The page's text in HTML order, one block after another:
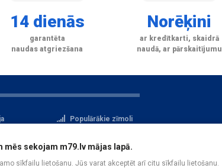
14 dienās
garantēta
naudas atgriezšana
Norēķini
ar kredītkarti, skaidrā
naudā, ar pārskaitījumu
Populārākie zīmoli
Reģistrācija
sekojam m79.lv mājas lapā.
sīkfailu lietošanu. Jūs varat akceptēt arī citu sīkfailu lietošanu.